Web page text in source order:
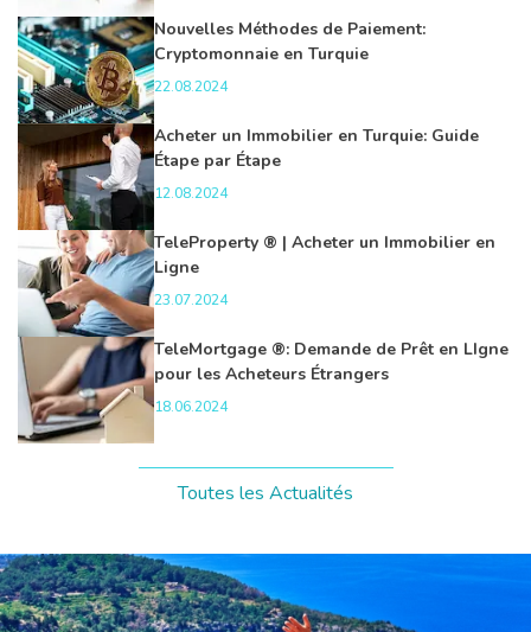
Nouvelles Méthodes de Paiement:
Cryptomonnaie en Turquie
22.08.2024
Acheter un Immobilier en Turquie: Guide
Étape par Étape
12.08.2024
TeleProperty ® | Acheter un Immobilier en
Ligne
23.07.2024
TeleMortgage ®: Demande de Prêt en LIgne
pour les Acheteurs Étrangers
18.06.2024
Toutes les Actualités